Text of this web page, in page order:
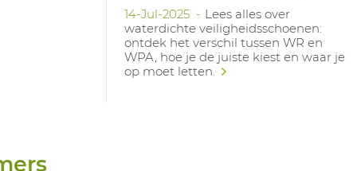
14-Jul-2025
Lees alles over
waterdichte veiligheidsschoenen:
ontdek het verschil tussen WR en
WPA, hoe je de juiste kiest en waar je
op moet letten.